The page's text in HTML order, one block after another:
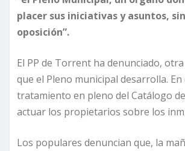
placer sus iniciativas y asuntos,
oposición”.
El PP de Torrent ha denunciado,
que el Pleno municipal desarrolla.
tratamiento en pleno del Catálogo
actuar los propietarios sobre los
Los populares denuncian que, la